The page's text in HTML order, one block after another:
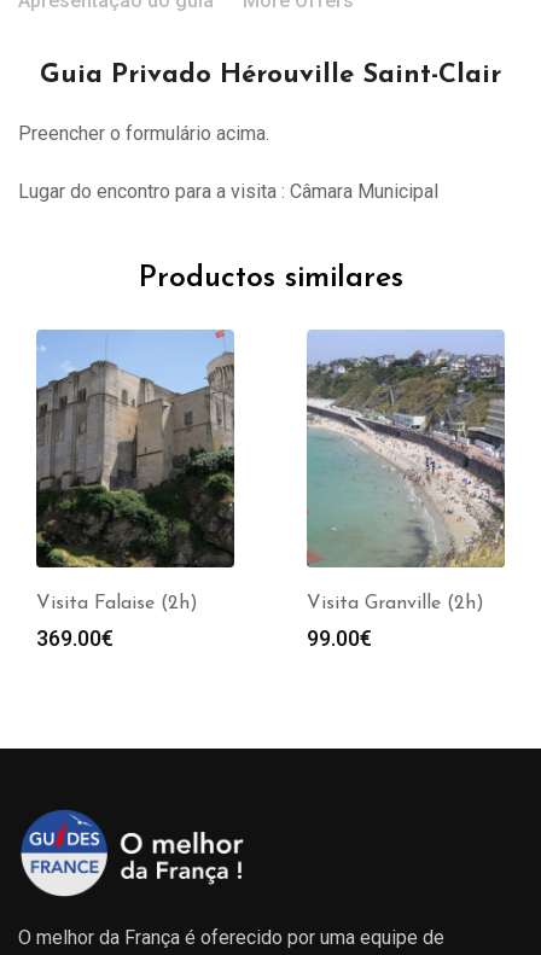
Guia Privado Hérouville Saint-Clair
Preencher o formulário acima.
Lugar do encontro para a visita : Câmara Municipal
Productos similares
Visita Falaise (2h)
369.00€
Visita Granville (2h)
99.00€
O melhor da França é oferecido por uma equipe de